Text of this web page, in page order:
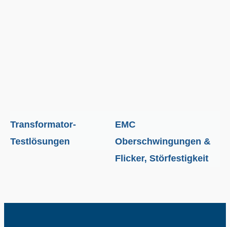
Transformator-
Testlösungen
EMC
Oberschwingungen &
Flicker, Störfestigkeit